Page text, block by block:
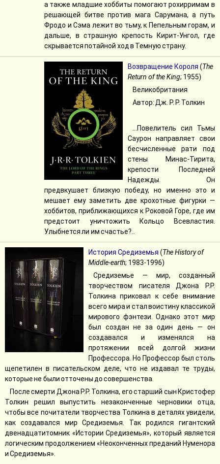
а также младшие хоббиты помогают рохирримам в
решающей битве против мага Сарумана, а путь
Фродо и Сэма лежит во тьму, к Пепельным горам, и
дальше, в страшную крепость Кирит-Унгол, где
скрывается потайной ход в Темную страну.
Возвращение Короля (The
Return of the King; 1955)
Великобритания
Автор: Дж. Р. Р. Толкин
...Повелитель сил Тьмы
Саурон направляет свои
бесчисленные рати под
стены Минас-Тирита,
крепости Последней
Надежды. Он
предвкушает близкую победу, но именно это и
мешает ему заметить две крохотные фигурки —
хоббитов, приближающихся к Роковой Горе, где им
предстоит уничтожить Кольцо Всевластия.
Улыбнется ли им счастье?..
История Средиземья (The History of
Middle-earth; 1983-1996)
Средиземье — мир, созданный
творчеством писателя Джона Р.Р.
Толкина приковал к себе внимание
всего мира и стал воистину классикой
мирового фэнтези. Однако этот мир
был создан не за один день — он
создавался и изменялся на
протяжении всей долгой жизни
Профессора. Но Профессор был столь
щепетилен в писательском деле, что не издавал те труды,
которые не были отточены до совершенства.
После смерти Джона Р.Р. Толкина, его старший сын Кристофер
Толкин решил выпустить незаконченные черновики отца,
чтобы все почитатели творчества Толкина в деталях увидели,
как создавался мир Средиземья. Так родился гигантский
двенадцатитомник «Истории Средиземья», который является
логическим продолжением «Неоконченных преданий Нуменора
и Средиземья».